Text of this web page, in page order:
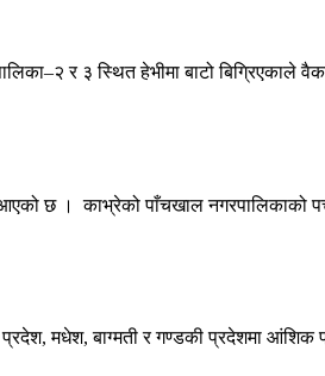
र ३ स्थित हेभीमा बाटो बिग्रिएकाले
छ । काभ्रेको पाँचखाल नगरपालिकाको
प्रदेश, मधेश, बाग्मती र गण्डकी प्रदेशमा